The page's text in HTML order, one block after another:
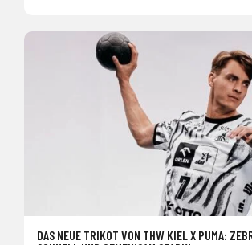
DAS NEUE TRIKOT VON THW KIEL X PUMA: